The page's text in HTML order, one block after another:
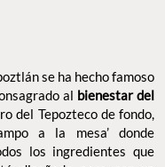
consagrado al
‘del campo a la
rodeado de todos los
proyecto está diseñado
con la
La cocina es un